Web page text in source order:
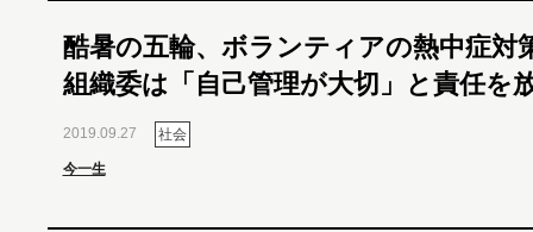
酷暑の五輪、ボランティアの熱中症
組織委は「自己管理が大切」と責任を
2019.09.27 社会
今一生